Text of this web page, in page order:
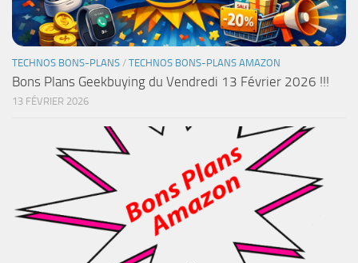
TECHNOS BONS-PLANS / TECHNOS BONS-PLANS AMAZON
Bons Plans Geekbuying du Vendredi 13 Février 2026 !!!
13 FÉVRIER 2026